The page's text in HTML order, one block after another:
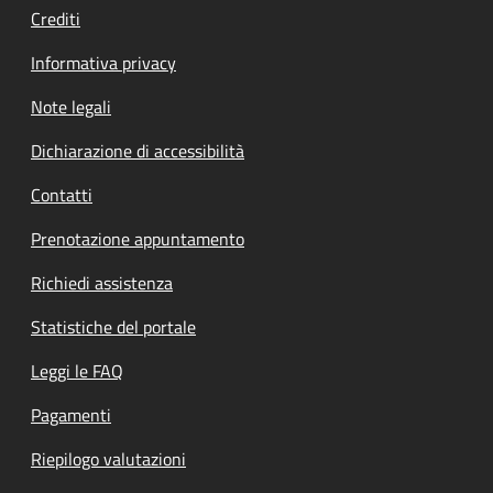
Crediti
Informativa privacy
Note legali
Dichiarazione di accessibilità
Contatti
Prenotazione appuntamento
Richiedi assistenza
Statistiche del portale
Leggi le FAQ
Pagamenti
Riepilogo valutazioni